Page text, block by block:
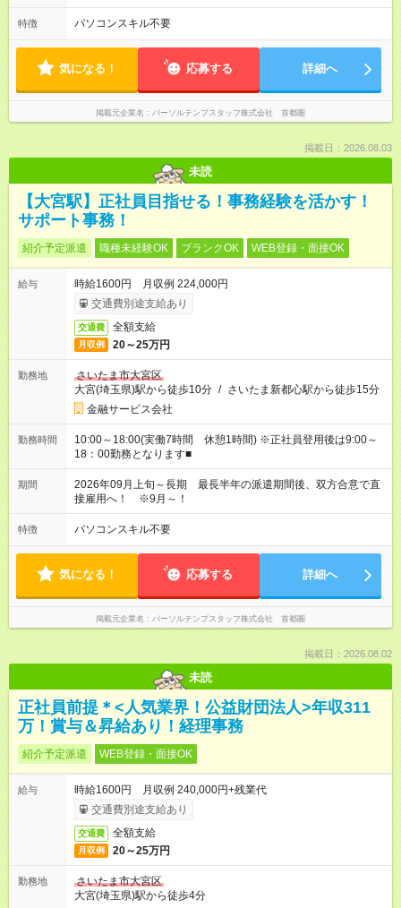
特徴 パソコンスキル不要
気になる！ 応募する 詳細へ
掲載元企業名 パーソルテンプスタッフ株式会社 首都圏
掲載日：2026.08.03
未読
【大宮駅】正社員目指せる！事務経験を活かす！
サポート事務！
紹介予定派遣 職種未経験OK ブランクOK WEB登録・面接OK
給与
時給1600円 月収例 224,000円
交通費別途支給あり
交通費 全額支給
月収例 20～25万円
勤務地
さいたま市大宮区
大宮(埼玉県)駅から徒歩10分 / さいたま新都心駅から徒歩15分
金融サービス会社
勤務時間
10:00～18:00(実働7時間 休憩1時間) ※正社員登用後は9:00～
18：00勤務となります■
期間
2026年09月上旬～長期 最長半年の派遣期間後、双方合意で直
接雇用へ！ ※9月～！
特徴 パソコンスキル不要
気になる！ 応募する 詳細へ
掲載元企業名 パーソルテンプスタッフ株式会社 首都圏
掲載日：2026.08.02
未読
正社員前提＊<人気業界！公益財団法人>年収311
万！賞与＆昇給あり！経理事務
紹介予定派遣 WEB登録・面接OK
給与
時給1600円 月収例 240,000円+残業代
交通費別途支給あり
交通費 全額支給
月収例 20～25万円
勤務地
さいたま市大宮区
大宮(埼玉県)駅から徒歩4分